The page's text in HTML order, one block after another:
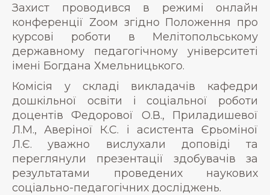
Захист проводився в режимі онлайн
конференції Zоом згідно Положення про
курсові роботи в Мелітопольському
державному педагогічному університеті
імені Богдана Хмельницького.
Комісія у складі викладачів кафедри
дошкільної освіти і соціальної роботи
доцентів Федорової О.В., Приладишевої
Л.М., Аверіної К.С. і асистента Єрьоміної
Л.Є. уважно вислухали доповіді та
переглянули презентації здобувачів за
результатами проведених наукових
соціально-педагогічних досліджень.